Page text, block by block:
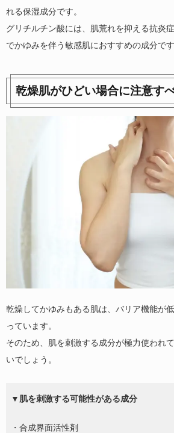
れる保湿成分です。
グリチルチン酸には、肌荒れを抑える抗炎
でかゆみを伴う敏感肌におすすめの成分です
乾燥肌がひどい場合に注意す
乾燥してかゆみもある肌は、バリア機能が
っています。
そのため、肌を刺激する成分が極力使われ
いでしょう。
▼肌を刺激する可能性がある成分
・合成界面活性剤